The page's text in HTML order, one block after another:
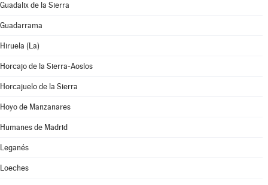
Guadalix de la Sierra
Guadarrama
Hiruela (La)
Horcajo de la Sierra-Aoslos
Horcajuelo de la Sierra
Hoyo de Manzanares
Humanes de Madrid
Leganés
Loeches